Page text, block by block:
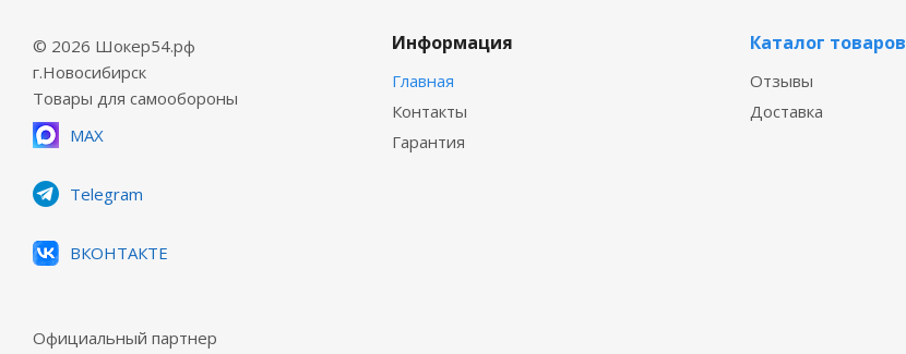
© 2026 Шокер54.рф
г.Новосибирск
Товары для самообороны
MAX
Telegram
ВКОНТАКТЕ
Официальный партнер
Информация
Главная
Контакты
Гарантия
Каталог товаров
Отзывы
Доставка